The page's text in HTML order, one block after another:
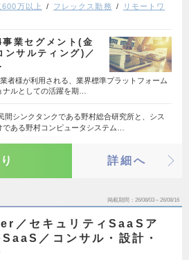
600万以上 フレックス勤務
リモートワ
業セグメント(金
サルティング)／
者様が利用される、業界標準プラットフォーム
ルとしての活躍を期…
間シンクタンクである野村総合研究所と、シス
ある野村コンピュータシステム…
詳細へ
掲載期間 26/08/03～26/08/16
／セキュリティSaaSア
／コンサル・設計・